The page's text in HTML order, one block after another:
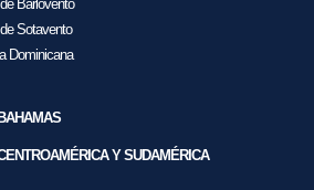
Barlovento
Sotavento
Dominicana
Y SUDAMÉRICA